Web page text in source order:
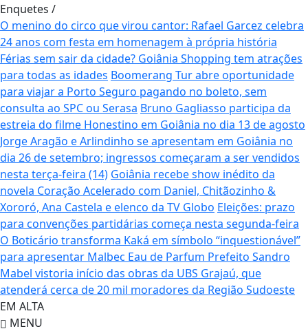
Enquetes /
O menino do circo que virou cantor: Rafael Garcez celebra
24 anos com festa em homenagem à própria história
Férias sem sair da cidade? Goiânia Shopping tem atrações
para todas as idades Boomerang Tur abre oportunidade
para viajar a Porto Seguro pagando no boleto, sem
consulta ao SPC ou Serasa Bruno Gagliasso participa da
estreia do filme Honestino em Goiânia no dia 13 de agosto
Jorge Aragão e Arlindinho se apresentam em Goiânia no
dia 26 de setembro; ingressos começaram a ser vendidos
nesta terça-feira (14) Goiânia recebe show inédito da
novela Coração Acelerado com Daniel, Chitãozinho &
Xororó, Ana Castela e elenco da TV Globo Eleições: prazo
para convenções partidárias começa nesta segunda-feira
O Boticário transforma Kaká em símbolo “inquestionável”
para apresentar Malbec Eau de Parfum Prefeito Sandro
Mabel vistoria início das obras da UBS Grajaú, que
atenderá cerca de 20 mil moradores da Região Sudoeste
EM ALTA
MENU